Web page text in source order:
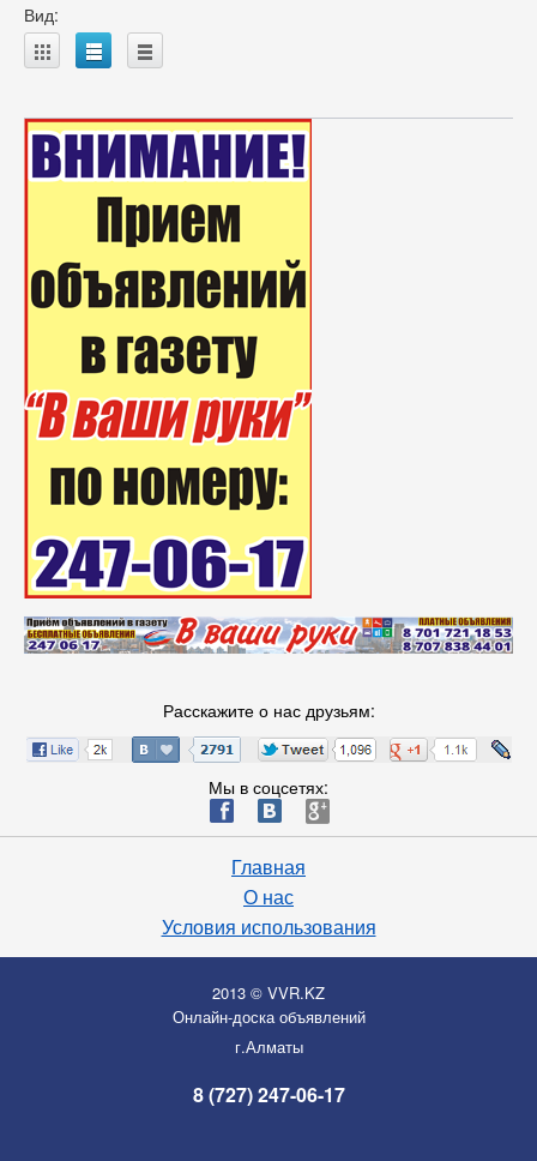
Вид:
A B C
Расскажите о нас друзьям:
Мы в соцсетях:
ä æ è
Главная
О нас
Условия использования
2013 © VVR.KZ
Онлайн-доска объявлений
г.Алматы
8 (727) 247-06-17